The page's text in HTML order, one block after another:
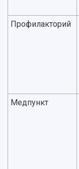
Профилакторий
Медпункт